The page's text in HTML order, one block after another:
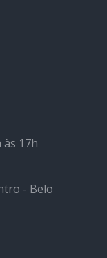
às 17h
- Belo